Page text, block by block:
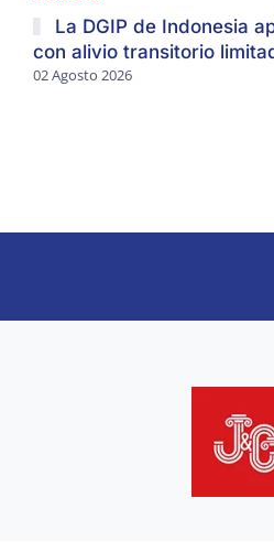
La DGIP de Indonesia
con alivio transitorio
02 Agosto 2026